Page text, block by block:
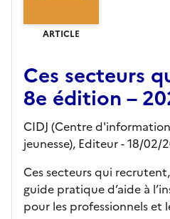
ARTICLE
Ces secteurs
8e édition –
CIDJ (Centre
jeunesse), Editeur- 18/02/
Ces secteurs qui
guide pratique d’aide à
pour les professionnels et